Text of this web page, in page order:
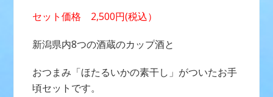
セット価格 2,500円(税込）
新潟県内8つの酒蔵のカップ酒と
おつまみ「ほたるいかの素干し」がついたお手
頃セットです。